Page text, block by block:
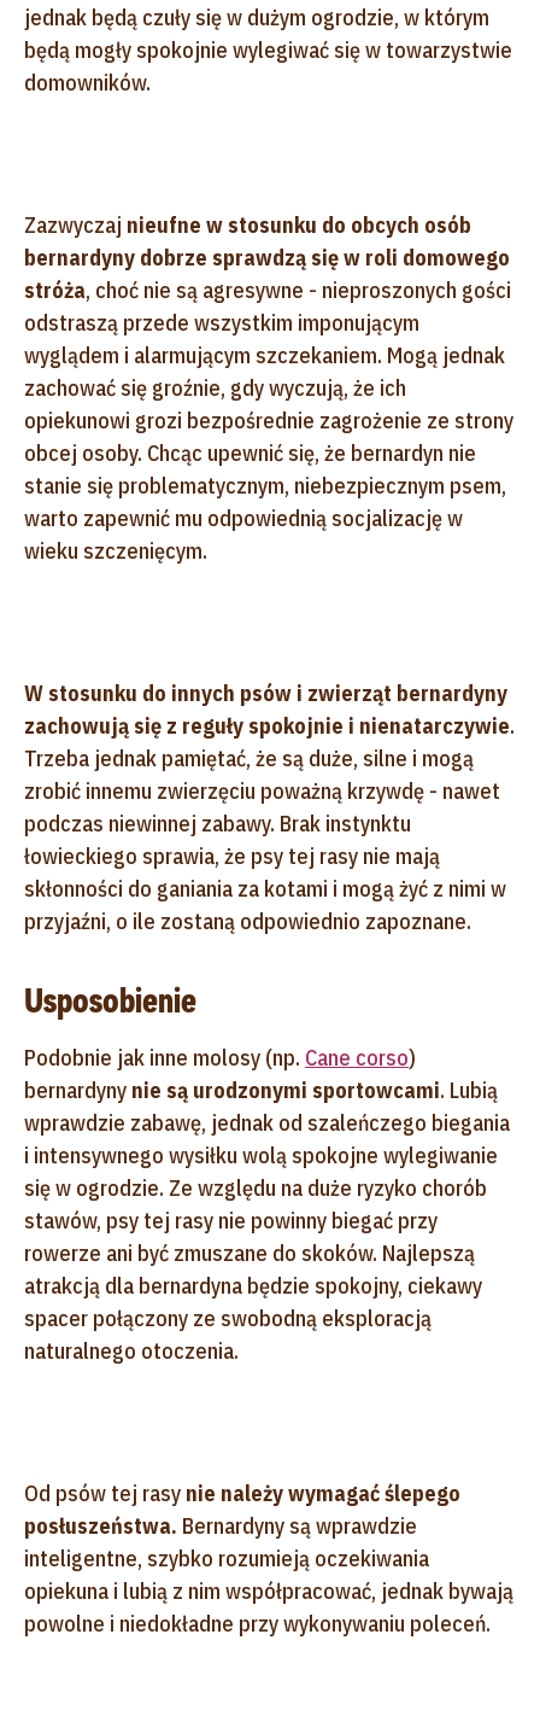
jednak będą czuły się w dużym ogrodzie, w którym
będą mogły spokojnie wylegiwać się w towarzystwie
domowników.
Zazwyczaj nieufne w stosunku do obcych osób
bernardyny dobrze sprawdzą się w roli domowego
stróża, choć nie są agresywne - nieproszonych gości
odstraszą przede wszystkim imponującym
wyglądem i alarmującym szczekaniem. Mogą jednak
zachować się groźnie, gdy wyczują, że ich
opiekunowi grozi bezpośrednie zagrożenie ze strony
obcej osoby. Chcąc upewnić się, że bernardyn nie
stanie się problematycznym, niebezpiecznym psem,
warto zapewnić mu odpowiednią socjalizację w
wieku szczenięcym.
W stosunku do innych psów i zwierząt bernardyny
zachowują się z reguły spokojnie i nienatarczywie.
Trzeba jednak pamiętać, że są duże, silne i mogą
zrobić innemu zwierzęciu poważną krzywdę - nawet
podczas niewinnej zabawy. Brak instynktu
łowieckiego sprawia, że psy tej rasy nie mają
skłonności do ganiania za kotami i mogą żyć z nimi w
przyjaźni, o ile zostaną odpowiednio zapoznane.
Usposobienie
Podobnie jak inne molosy (np. Cane corso)
bernardyny nie są urodzonymi sportowcami. Lubią
wprawdzie zabawę, jednak od szaleńczego biegania
i intensywnego wysiłku wolą spokojne wylegiwanie
się w ogrodzie. Ze względu na duże ryzyko chorób
stawów, psy tej rasy nie powinny biegać przy
rowerze ani być zmuszane do skoków. Najlepszą
atrakcją dla bernardyna będzie spokojny, ciekawy
spacer połączony ze swobodną eksploracją
naturalnego otoczenia.
Od psów tej rasy nie należy wymagać ślepego
posłuszeństwa. Bernardyny są wprawdzie
inteligentne, szybko rozumieją oczekiwania
opiekuna i lubią z nim współpracować, jednak bywają
powolne i niedokładne przy wykonywaniu poleceń.